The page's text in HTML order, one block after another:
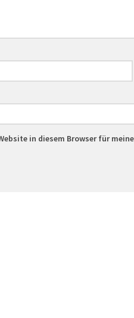
in diesem Browser für